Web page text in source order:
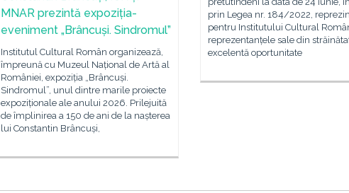
prin Legea nr. 184/2022,
pentru Institutului Cultural
reprezentanțele sale din
excelentă oportunitate
MNAR prezintă expoziția-
eveniment „Brâncuși. Sindromul”
Institutul Cultural Român organizează,
împreună cu Muzeul Național de Artă al
României, expoziția „Brâncuși.
Sindromul”, unul dintre marile proiecte
expoziționale ale anului 2026. Prilejuită
de împlinirea a 150 de ani de la nașterea
lui Constantin Brâncuși,